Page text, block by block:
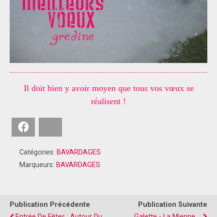
Il doit bien y avoir moyen que tous vos vœux se
réalisent !
Catégories: BAVARDAGES
Marqueurs: BAVARDAGES
Publication Précédente
Publication Suivante